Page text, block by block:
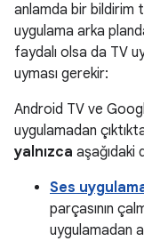
anlamda bir bildirim
uygulama arka
faydalı olsa da TV
uyması gerekir:
Android TV ve
uygulamadan
yalnızca aşağıdaki
Ses
parçasının
uygulamadan